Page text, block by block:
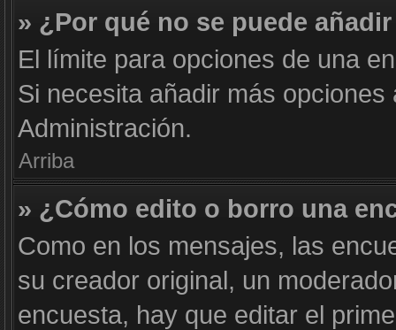
» ¿Por qué no se puede
El límite para opciones de una
Si necesita añadir más
Administración.
Arriba
» ¿Cómo edito o borro una
Como en los mensajes, las
su creador original, un
encuesta, hay que editar el